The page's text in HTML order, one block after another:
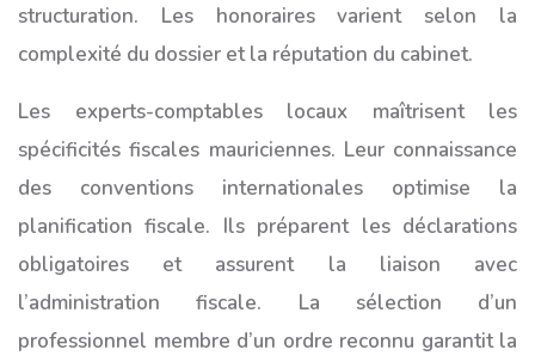
structuration. Les honoraires varient selon la
complexité du dossier et la réputation du cabinet.
Les experts-comptables locaux maîtrisent les
spécificités fiscales mauriciennes. Leur connaissance
des conventions internationales optimise la
planification fiscale. Ils préparent les déclarations
obligatoires et assurent la liaison avec
l’administration fiscale. La sélection d’un
professionnel membre d’un ordre reconnu garantit la